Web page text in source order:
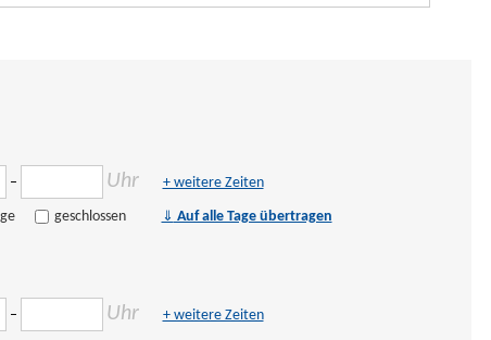
– Uhr + weitere Zeiten
geschlossen ⇓ Auf alle Tage übertragen
– Uhr + weitere Zeiten